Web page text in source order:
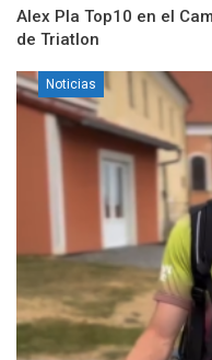
Alex Pla Top10 en el
de Triatlon
Noticias